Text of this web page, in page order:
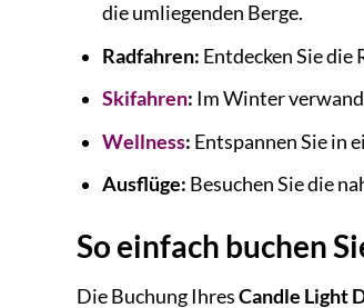
die umliegenden Berge.
Radfahren: Entdecken Sie die
Skifahren: Im Winter
Wellness: Entspannen Sie in
Ausflüge: Besuchen Sie die
So einfach buchen
Die Buchung IhresCandle Light